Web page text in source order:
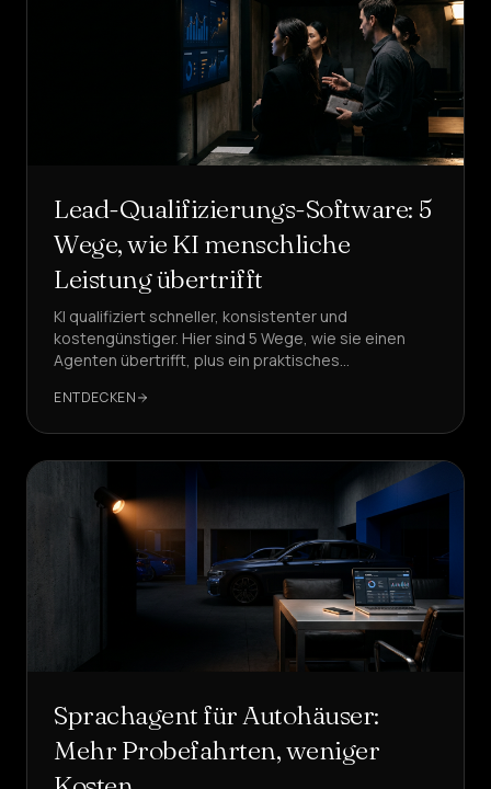
Lead-Qualifizierungs-Software: 5
Wege, wie KI menschliche
Leistung übertrifft
KI qualifiziert schneller, konsistenter und
kostengünstiger. Hier sind 5 Wege, wie sie einen
Agenten übertrifft, plus ein praktisches
empfohlener Lösung.
ENTDECKEN
Sprachagent für Autohäuser:
Mehr Probefahrten, weniger